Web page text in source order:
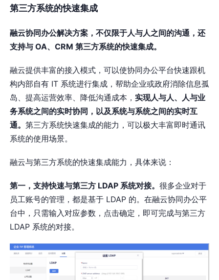
第三方系统的快速集成
融云协同办公解决方案，不仅限于人与人之间的沟通，还
支持与 OA、CRM 第三方系统的快速集成。
融云提供丰富的接入模式，可以使协同办公平台快速跟机
构内部自有 IT 系统进行集成，帮助企业或政府消除信息孤
岛、提高运营效率、降低沟通成本， 实现人与人、人与业
务系统之间的实时协同，以及系统与系统之间的实时互
通。 第三方系统快速集成的能力，可以极大丰富即时通讯
系统的使用场景。
融云与第三方系统的快速集成能力，具体来说：
第一，支持快速与第三方 LDAP 系统对接。 很多企业对于
员工账号的管理，都是基于 LDAP 的。在融云协同办公平
台中，只需输入对应参数，点击确定，即可完成与第三方
LDAP 系统的对接。